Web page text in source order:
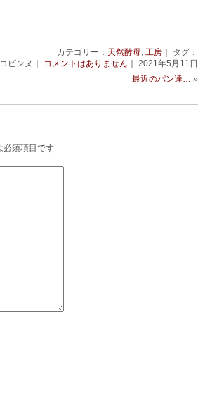
カテゴリー： 天然酵母, 工房｜ タグ：
ピンヌ｜
コメントはありません ｜ 2021年5月11日
最近のパン達… »
必須項目です